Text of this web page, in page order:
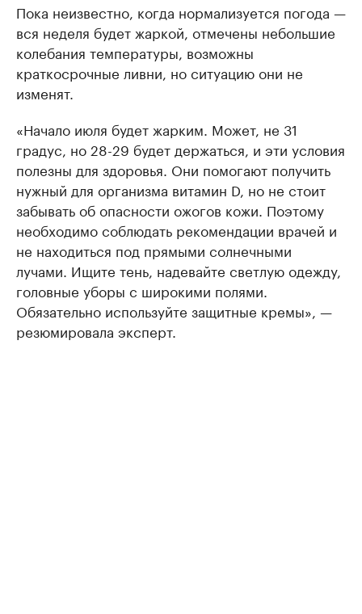
Пока неизвестно, когда нормализуется погода —
вся неделя будет жаркой, отмечены небольшие
колебания температуры, возможны
краткосрочные ливни, но ситуацию они не
изменят.
«Начало июля будет жарким. Может, не 31
градус, но 28-29 будет держаться, и эти условия
полезны для здоровья. Они помогают получить
нужный для организма витамин D, но не стоит
забывать об опасности ожогов кожи. Поэтому
необходимо соблюдать рекомендации врачей и
не находиться под прямыми солнечными
лучами. Ищите тень, надевайте светлую одежду,
головные уборы с широкими полями.
Обязательно используйте защитные кремы», —
резюмировала эксперт.